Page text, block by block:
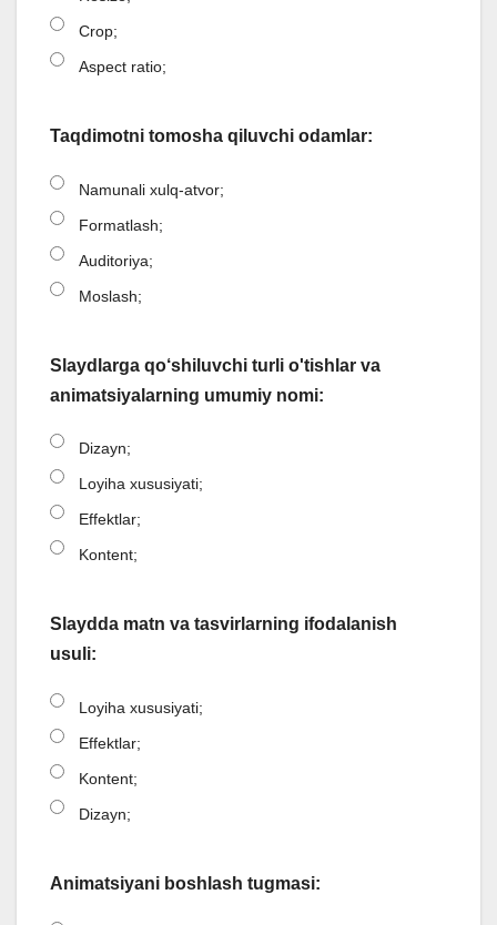
Crop;
Aspect ratio;
Taqdimotni tomosha qiluvchi odamlar:
Namunali xulq-atvor;
Formatlash;
Auditoriya;
Moslash;
Slaydlarga qo‘shiluvchi turli o'tishlar va
animatsiyalarning umumiy nomi:
Dizayn;
Loyiha xususiyati;
Effektlar;
Kontent;
Slaydda matn va tasvirlarning ifodalanish
usuli:
Loyiha xususiyati;
Effektlar;
Kontent;
Dizayn;
Animatsiyani boshlash tugmasi: